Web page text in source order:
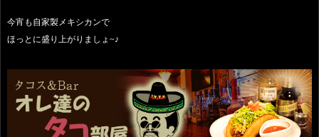
今宵も自家製メキシカンで
ほっとに盛り上がりましょ~♪